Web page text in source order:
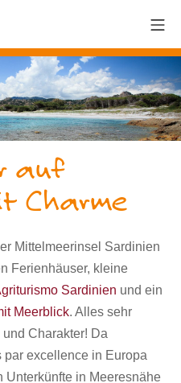
auf
Charme
Mittelmeerinsel Sardinien
Ferienhäuser, kleine
Sardinien und ein
Meerblick. Alles sehr
Charakter! Da
excellence in Europa
Unterkünfte in Meeresnähe